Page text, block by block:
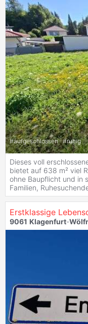
#aufgeschlossen #ruhig
Dieses voll
bietet auf 638 m² viel
ohne Baupflicht und in
Familien,
Erstklassige
9061 Klagenfurt-